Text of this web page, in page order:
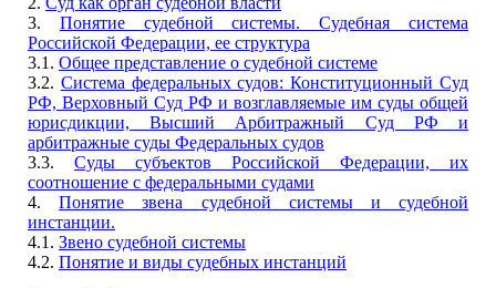
3. Понятие судебной системы. Судебная система
Российской Федерации, ее структура
3.1. Общее представление о судебной системе
3.2. Система федеральных судов: Конституционный Суд
РФ, Верховный Суд РФ и возглавляемые им суды общей
юрисдикции, Высший Арбитражный Суд РФ и
арбитражные суды Федеральных судов
3.3. Суды субъектов Российской Федерации, их
соотношение с федеральными судами
4.Понятие звена судебной системы и судебной
инстанции.
4.1. Звено судебной системы
4.2. Понятие и виды судебных инстанций